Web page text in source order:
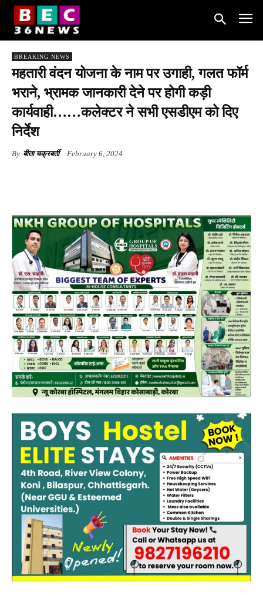
BREAKING NEWS
महतारी वंदन योजना के नाम पर उगाही, गलत फॉर्म
भराने, भ्रामक जानकारी देने पर होगी कड़ी
कार्यवाही……कलेक्टर ने सभी एसडीएम को दिए
निर्देश
By बीता चक्रबर्ती February 6, 2024